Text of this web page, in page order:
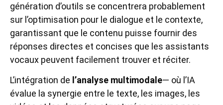
génération d’outils se concentrera probablement
sur l’optimisation pour le dialogue et le contexte,
garantissant que le contenu puisse fournir des
réponses directes et concises que les assistants
vocaux peuvent facilement trouver et réciter.
L’intégration de l’analyse multimodale— où l’IA
évalue la synergie entre le texte, les images, les